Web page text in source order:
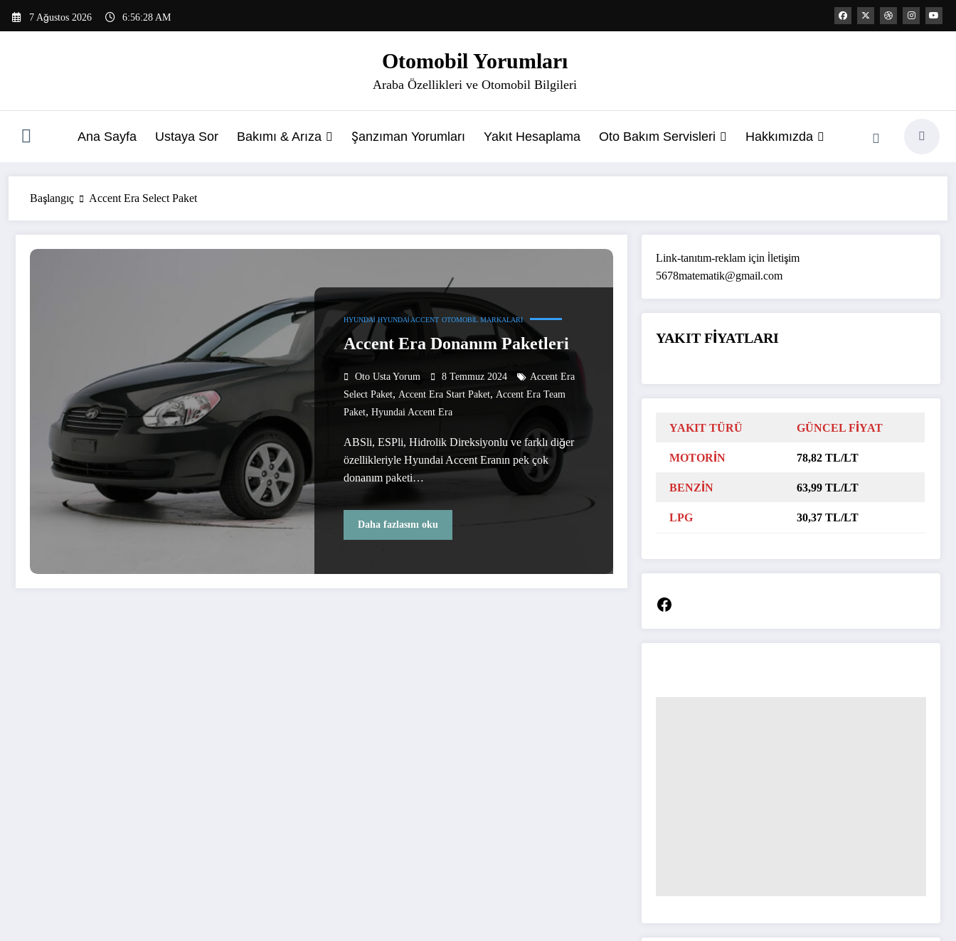
atla
7 Ağustos 2026 6:56:29 AM
Otomobil Yorumları
Araba Özellikleri ve Otomobil Bilgileri
Ana Sayfa Ustaya Sor Bakımı & Arıza Şanzıman Yorumları Yakıt Hesaplama Oto Bakım Servisleri Hakkımızda
Başlangıç Accent Era Select Paket
HYUNDAI HYUNDAI ACCENT OTOMOBIL MARKALARI
Accent Era Donanım Paketleri
Oto Usta Yorum 8 Temmuz 2024
Accent Era
Select Paket, Accent Era Start Paket, Accent Era Team
Paket, Hyundai Accent Era
ABSli, ESPli, Hidrolik Direksiyonlu ve farklı diğer
özellikleriyle Hyundai Accent Eranın pek çok
donanım paketi…
Daha fazlasını oku
Link-tanıtım-reklam için İletişim
5678matematik@gmail.com
YAKIT FİYATLARI
YAKIT TÜRÜ GÜNCEL FİYAT
MOTORİN 78,82 TL/LT
BENZİN 63,99 TL/LT
LPG 30,37 TL/LT
Facebook